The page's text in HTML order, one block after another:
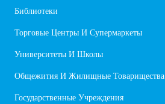
Библиотеки
Торговые Центры И Супермаркеты
Университеты И Школы
Общежития И Жилищные Товарищества
Государственные Учреждения